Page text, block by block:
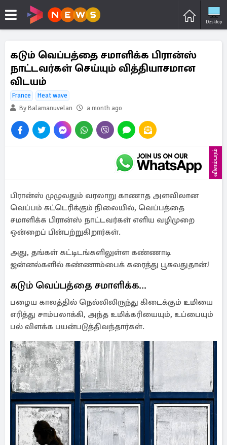
Desktop
கடும் வெப்பத்தை சமாளிக்க பிரான்ஸ்
நாட்டவர்கள் செய்யும் வித்தியாசமான
விடயம்
France
Heat wave
By Balamanuvelan
a month ago
விளம்பரம்
பிரான்ஸ் முழுவதும் வரலாறு காணாத அளவிலான
வெப்பம் சுட்டெரிக்கும் நிலையில், வெப்பத்தை
சமாளிக்க பிரான்ஸ் நாட்டவர்கள் எளிய வழிமுறை
ஒன்றைப் பின்பற்றுகிறார்கள்.
அது, தங்கள் கட்டிடங்களிலுள்ள கண்ணாடி
ஜன்னல்களில் சுண்ணாம்பைக் கரைத்து பூசுவதுதான்!
கடும் வெப்பத்தை சமாளிக்க...
பழைய காலத்தில் நெல்லிலிருந்து கிடைக்கும் உமியை
எரித்து சாம்பலாக்கி, அந்த உமிக்கரியையும், உப்பையும்
பல் விளக்க பயன்படுத்திவந்தார்கள்.